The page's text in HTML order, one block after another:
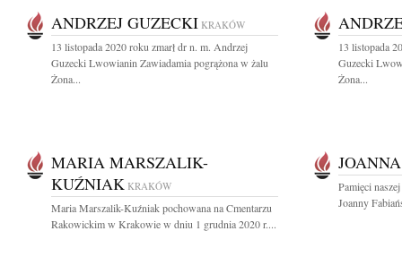
ANDRZEJ GUZECKI KRAKÓW
13 listopada 2020 roku zmarł dr n. m. Andrzej
Guzecki Lwowianin Zawiadamia pogrążona w żalu
Żona...
13 listopada
Guzecki
Żona...
MARIA MARSZALIK-
KUŹNIAK KRAKÓW
Maria Marszalik-Kuźniak pochowana na Cmentarzu
Rakowickim w Krakowie w dniu 1 grudnia 2020 r....
Pamięci
Joanny